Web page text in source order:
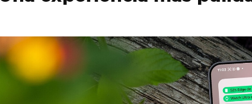
Estabilidad y fluidez desde el primer día